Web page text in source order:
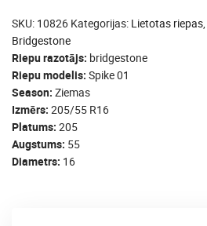
SKU: 10826 Kategorijas: Lietotas riepas,
Bridgestone
Riepu razotājs bridgestone
Riepu modelis Spike 01
Season Ziemas
Izmērs 205/55 R16
Platums 205
Augstums 55
Diametrs 16